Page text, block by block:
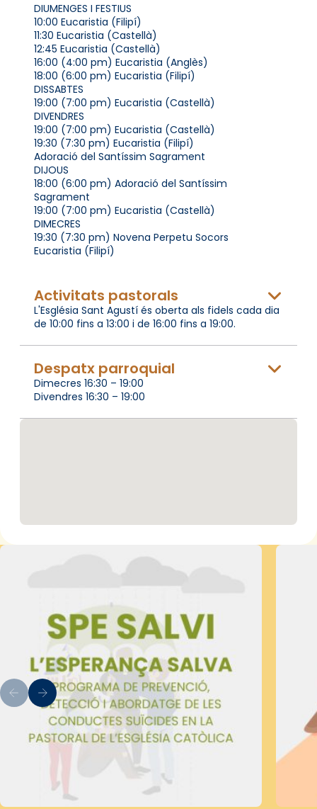
DIUMENGES I FESTIUS
10:00 Eucaristia (Filipí)
11:30 Eucaristia (Castellà)
12:45 Eucaristia (Castellà)
16:00 (4:00 pm) Eucaristia (Anglès)
18:00 (6:00 pm) Eucaristia (Filipí)
DISSABTES
19:00 (7:00 pm) Eucaristia (Castellà)
DIVENDRES
19:00 (7:00 pm) Eucaristia (Castellà)
19:30 (7:30 pm) Eucaristia (Filipí)
Adoració del Santíssim Sagrament
DIJOUS
18:00 (6:00 pm) Adoració del Santíssim
Sagrament
19:00 (7:00 pm) Eucaristia (Castellà)
DIMECRES
19:30 (7:30 pm) Novena Perpetu Socors
Eucaristia (Filipí)
Activitats pastorals
L'Església Sant Agustí és oberta als fidels cada dia
de 10:00 fins a 13:00 i de 16:00 fins a 19:00.
Despatx parroquial
Dimecres 16:30 – 19:00
Divendres 16:30 – 19:00